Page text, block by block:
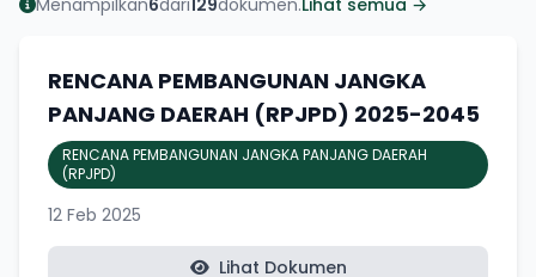
RENCANA PEMBANGUNAN JANGKA
PANJANG DAERAH (RPJPD) 2025-2045
RENCANA PEMBANGUNAN JANGKA PANJANG DAERAH
(RPJPD)
12 Feb 2025
Lihat Dokumen